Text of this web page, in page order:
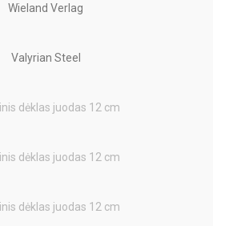
Wieland Verlag
Valyrian Steel